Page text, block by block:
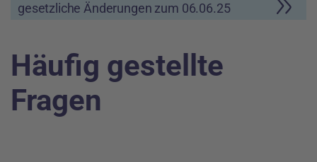
gesetzliche Änderungen zum 06.06.25
Häufig gestellte
Fragen